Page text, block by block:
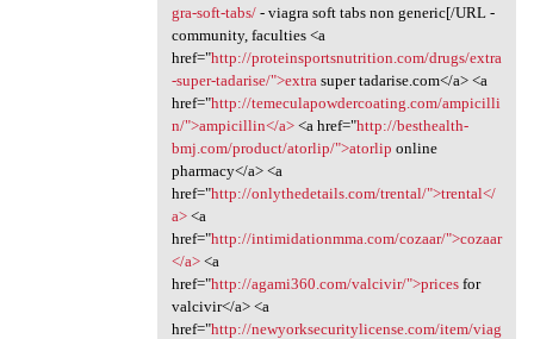
gra-soft-tabs/- viagra soft tabs non generic[/URL -
community, faculties <a
href="http://proteinsportsnutrition.com/drugs/extra
-super-tadarise/">extra super tadarise.com</a> <a
href="http://temeculapowdercoating.com/ampicilli
n/">ampicillin</a><a href="http://besthealth-
bmj.com/product/atorlip/">atorlip online
pharmacy</a> <a
href="http://onlythedetails.com/trental/">trental</
a><a
href="http://intimidationmma.com/cozaar/">cozaar
</a><a
href="http://agami360.com/valcivir/">pricesfor
valcivir</a> <a
href="http://newyorksecuritylicense.com/item/viag